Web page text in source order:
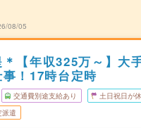
08/05
【年収325万～】大
！17時台定時
交通費別途支給あり 土日祝日が
派遣